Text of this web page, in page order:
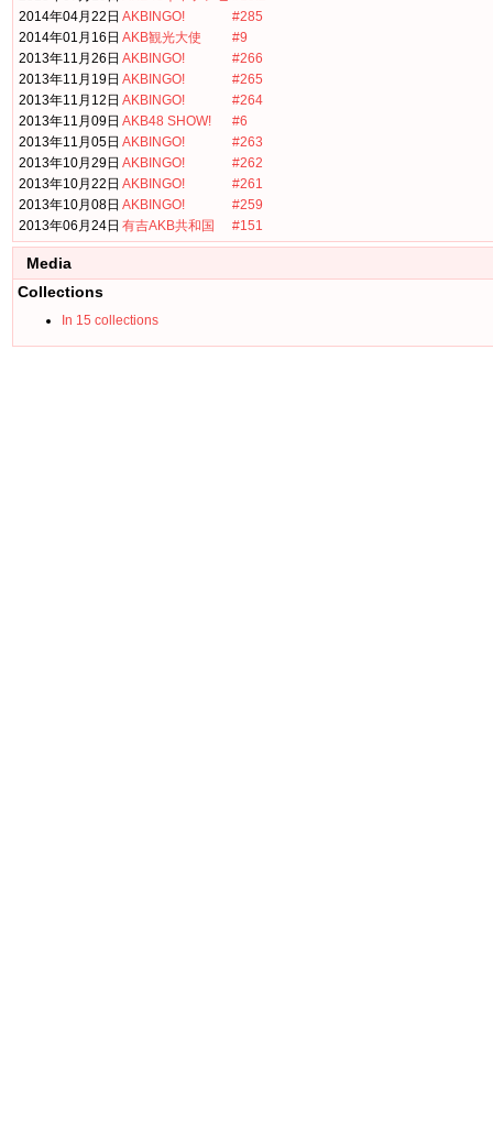
2014年04月22日 AKBINGO!
#285
2014年01月16日 AKB観光大使
#9
2013年11月26日 AKBINGO!
#266
2013年11月19日 AKBINGO!
#265
2013年11月12日 AKBINGO!
#264
2013年11月09日 AKB48 SHOW!
#6
2013年11月05日 AKBINGO!
#263
2013年10月29日 AKBINGO!
#262
2013年10月22日 AKBINGO!
#261
2013年10月08日 AKBINGO!
#259
2013年06月24日 有吉AKB共和国 #151
Media
Collections
In 15 collections